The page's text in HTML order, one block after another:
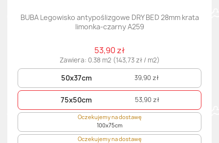
BUBA Legowisko antypoślizgowe DRY BED 28mm krata
limonka-czarny A259
53,90 zł
Zawiera: 0.38 m2 (143,73 zł / m2)
50x37cm 39,90 zł
75x50cm 53,90 zł
Oczekujemy na dostawę
100x75cm
Oczekujemy na dostawę